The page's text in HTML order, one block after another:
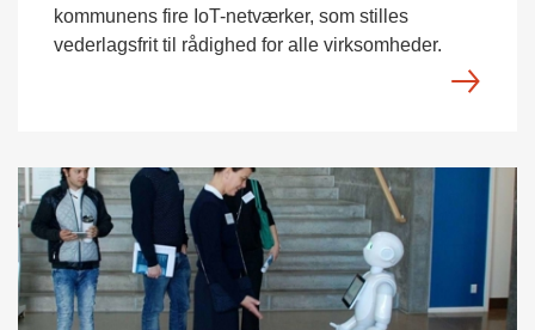
kommunens fire IoT-netværker, som stilles
vederlagsfrit til rådighed for alle virksomheder.